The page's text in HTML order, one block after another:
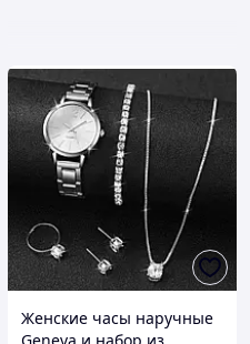
Женские часы наручные